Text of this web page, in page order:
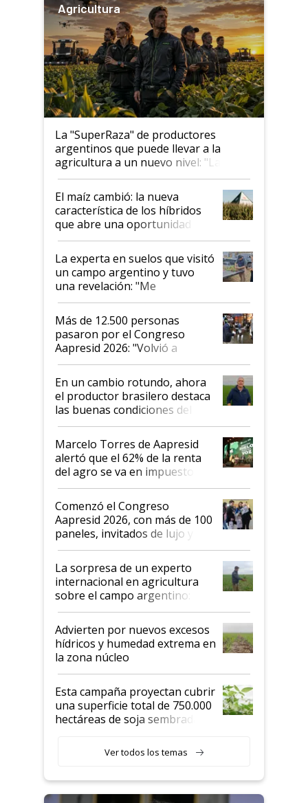
Agricultura
La "SuperRaza" de productores
argentinos que puede llevar a la
agricultura a un nuevo nivel: "Las
posibilidades de crecimiento son
infinitas"
El maíz cambió: la nueva
característica de los híbridos
que abre una oportunidad en
el lote
La experta en suelos que visitó
un campo argentino y tuvo
una revelación: "Me
impresionó mucho"
Más de 12.500 personas
pasaron por el Congreso
Aapresid 2026: "Volvió a
demostrar que hablar del
suelo es hablar de todo el
sistema productivo"
En un cambio rotundo, ahora
el productor brasilero destaca
las buenas condiciones del
agro argentino para invertir:
"Los veo más motivados"
Marcelo Torres de Aapresid
alertó que el 62% de la renta
del agro se va en impuestos:
"No es bueno que en
Argentina se sigan discutiendo
las mismas cosas de hace 50
años"
Comenzó el Congreso
Aapresid 2026, con más de 100
paneles, invitados de lujo y
todas las tendencias
La sorpresa de un experto
internacional en agricultura
sobre el campo argentino:
"Estoy muy impresionado"
Advierten por nuevos excesos
hídricos y humedad extrema en
la zona núcleo
Esta campaña proyectan cubrir
una superficie total de 750.000
hectáreas de soja sembradas
variedades que marcan un
salto tecnológico en genética y
Ver todos los temas